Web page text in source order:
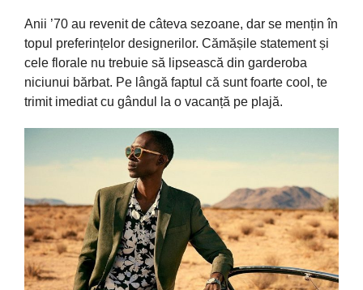
Anii ’70 au revenit de câteva sezoane, dar se mențin în
topul preferințelor designerilor. Cămășile statementși
cele florale nu trebuie să lipsească din garderoba
niciunui bărbat. Pe lângă faptul că suntfoarte cool, te
trimitimediat cu gândul la o vacanță pe plajă.